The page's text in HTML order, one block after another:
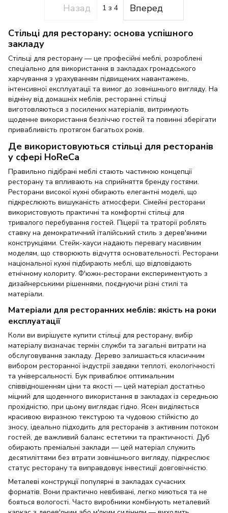
Назад 1 з 4 Вперед
Стільці для ресторану: основа успішного
закладу
Стільці для ресторану — це професійні меблі, розроблені
спеціально для використання в закладах громадського
харчування з урахуванням підвищених навантажень,
інтенсивної експлуатації та вимог до зовнішнього вигляду. На
відміну від домашніх меблів, ресторанні стільці
виготовляються з посилених матеріалів, витримують
щоденне використання безліччю гостей та повинні зберігати
привабливість протягом багатьох років.
Де використовуються стільці для ресторанів
у сфері HoReCa
Правильно підібрані меблі стають частиною концепції
ресторану та впливають на сприйняття бренду гостями.
Ресторани високої кухні обирають елегантні моделі, що
підкреслюють вишуканість атмосфери. Сімейні ресторани
використовують практичні та комфортні стільці для
тривалого перебування гостей. Піцерії та траторії роблять
ставку на демократичний італійський стиль з дерев'яними
конструкціями. Стейк-хауси надають перевагу масивним
моделям, що створюють відчуття основательності. Ресторани
національної кухні підбирають меблі, що відповідають
етнічному колориту. Ф'южн-ресторани експериментують з
дизайнерськими рішеннями, поєднуючи різні стилі та
матеріали.
Матеріали для ресторанних меблів: якість на роки
експлуатації
Коли ви вирішуєте купити стільці для ресторану, вибір
матеріалу визначає термін служби та загальні витрати на
обслуговування закладу. Дерево залишається класичним
вибором ресторанної індустрії завдяки теплоті, екологічності
та універсальності. Бук приваблює оптимальним
співвідношенням ціни та якості — цей матеріал достатньо
міцний для щоденного використання в закладах із середньою
прохідністю, при цьому виглядає гідно. Ясен виділяється
красивою виразною текстурою та чудовою стійкістю до
зносу, ідеально підходить для ресторанів з активним потоком
гостей, де важливий баланс естетики та практичності. Дуб
обирають преміальні заклади — цей матеріал служить
десятиліттями без втрати зовнішнього вигляду, підкреслює
статус ресторану та виправдовує інвестиції довговічністю.
Металеві конструкції популярні в закладах сучасних
форматів. Вони практично невбивані, легко миються та не
бояться вологості. Часто виробники комбінують металевий